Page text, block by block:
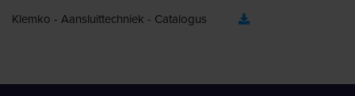
Klemko - Aansluittechniek - Catalogus